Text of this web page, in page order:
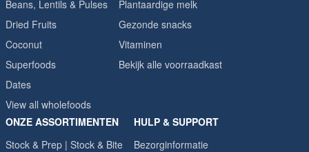
Beans, Lentils & Pulses
Dried Fruits
Coconut
Superfoods
Dates
View all wholefoods
Plantaardige melk
Gezonde snacks
Vitaminen
Bekijk alle voorraadkast
ONZE ASSORTIMENTEN
Stock & Prep | Stock & Bite
HULP & SUPPORT
Bezorginformatie